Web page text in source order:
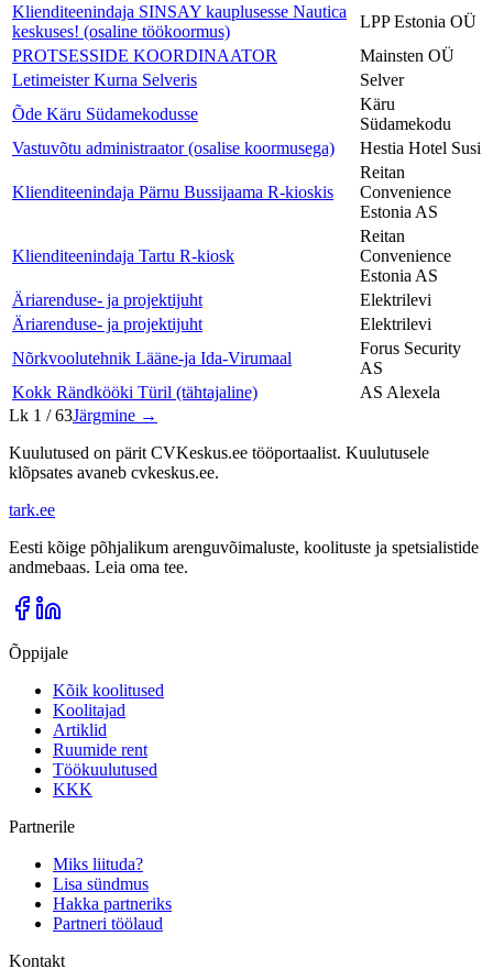
Klienditeenindaja SINSAY kauplusesse Nautica
keskuses! (osaline töökoormus)
LPP Estonia OÜ
PROTSESSIDE KOORDINAATOR
Mainsten OÜ
Letimeister Kurna Selveris
Selver
Õde Käru Südamekodusse
Käru
Südamekodu
Vastuvõtu administraator (osalise koormusega)
Hestia Hotel Susi
Klienditeenindaja Pärnu Bussijaama R-kioskis
Reitan
Convenience
Estonia AS
Klienditeenindaja Tartu R-kiosk
Reitan
Convenience
Estonia AS
Äriarenduse- ja projektijuht
Elektrilevi
Äriarenduse- ja projektijuht
Elektrilevi
Nõrkvoolutehnik Lääne-ja Ida-Virumaal
Forus Security
AS
Kokk Rändkööki Türil (tähtajaline)
AS Alexela
Lk 1 /63Järgmine →
Kuulutused on pärit CVKeskus.ee tööportaalist. Kuulutusele
klõpsates avaneb cvkeskus.ee.
tark.ee
Eesti kõige põhjalikum arenguvõimaluste, koolituste ja spetsialistide
andmebaas. Leia oma tee.
Õppijale
Kõik koolitused
Koolitajad
Artiklid
Ruumide rent
Töökuulutused
KKK
Partnerile
Miks liituda?
Lisa sündmus
Hakka partneriks
Partneri töölaud
Kontakt